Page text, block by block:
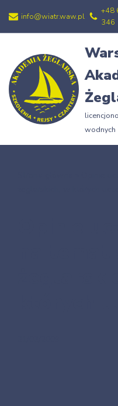
Przejdź
treści
info@wiatr.waw.pl
+48
346
wodnych